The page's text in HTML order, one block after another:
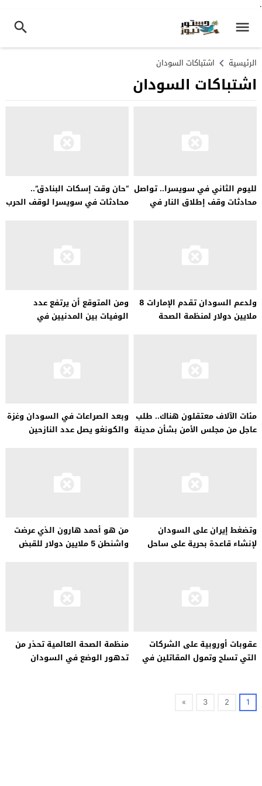
.
الرئيسية اشتباكات السودان
اشتباكات السودان
لليوم الثاني في سويسرا.. تواصل
محادثات وقف إطلاق النار في
“حان وقت إسكات البنادق”..
محادثات في سويسرا لوقف الحرب
ولدعم السودان تقدم الإمارات 8
ملايين دولار لمنظمة الصحة
ومن المتوقع أن يرتفع عدد
الوفيات بين المدنيين في
مئات الآلاف معتقلون هناك.. طلب
​​عاجل من مجلس الأمن بشأن مدينة
وبعد الصراعات في السودان وغزة
والكونغو يصل عدد النازحين
وتضغط إيران على السودان
لإنشاء قاعدة بحرية على ساحل
من هو أحمد هارون الذي عرضت
واشنطن 5 ملايين دولار للقبض
عقوبات أوروبية على الشركات
التي تسلح وتمول المقاتلين في
منظمة الصحة العالمية تحذر من
تدهور الوضع في السودان
1
2
3
»